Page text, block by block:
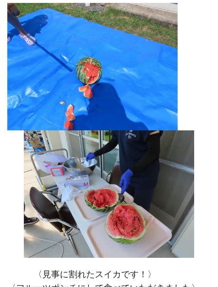
〈見事に割れたスイカです！〉